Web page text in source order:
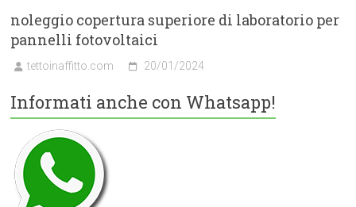
noleggio copertura superiore di laboratorio per
pannelli fotovoltaici
tettoinaffitto.com 20/01/2024
Informati anche con Whatsapp!